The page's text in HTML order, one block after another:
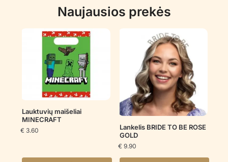
Naujausios prekės
Lauktuvių maišeliai
MINECRAFT
€ 3.60
Lankelis BRIDE TO BE ROSE
GOLD
€ 9.90